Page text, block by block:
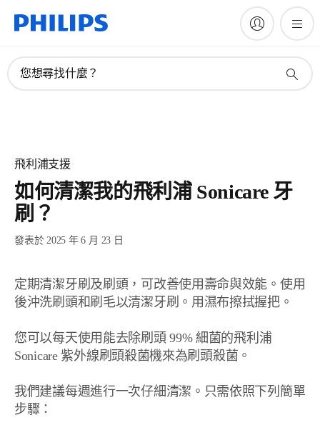
您想尋找什麼？
飛利浦支援
如何清潔我的飛利浦 Sonicare 牙
刷？
發表於 2025 年 6 月 23 日
定期清潔牙刷及刷頭，可改善使用壽命與效能。使用
後沖洗刷頭和刷毛以清潔牙刷。用濕布擦拭握把。
您可以每天使用能去除刷頭 99% 細菌的飛利浦
Sonicare 紫外線刷頭殺菌機來為刷頭殺菌。
我們建議每週進行一次仔細清潔。只需依照下列簡單
步驟：